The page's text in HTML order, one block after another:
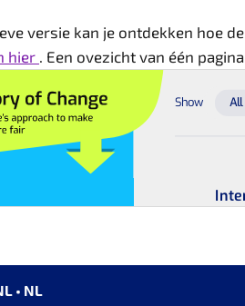
versie kan je ontdekken hoe
hier . Een ovezicht van één
• NL